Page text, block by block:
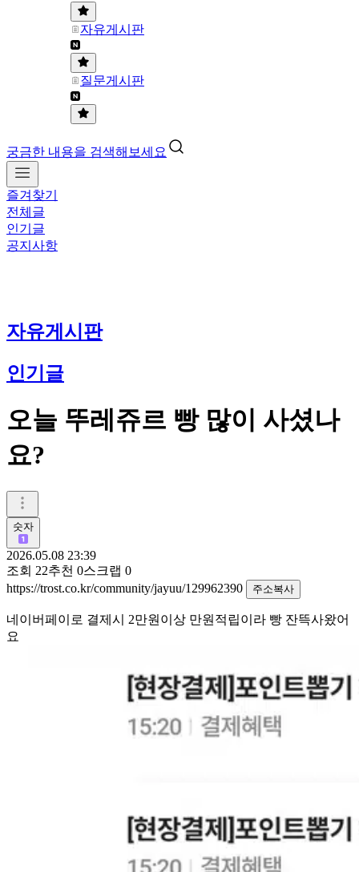
자유게시판
질문게시판
궁금한 내용을 검색해보세요
즐겨찾기
전체글
인기글
공지사항
자유게시판
인기글
오늘 뚜레쥬르 빵 많이 사셨나
요?
숫자
2026.05.08 23:39
조회 22추천 0스크랩 0
https://trost.co.kr/community/jayuu/129962390
주소복사
네이버페이로 결제시 2만원이상 만원적립이라 빵 잔뜩사왔어
요